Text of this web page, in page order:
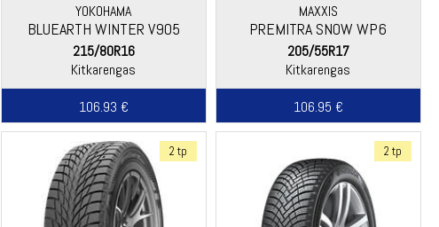
YOKOHAMA
BLUEARTH WINTER V905
215/80R16
Kitkarengas
106.93 €
MAXXIS
PREMITRA SNOW WP6
205/55R17
Kitkarengas
106.95 €
2 tp 2 tp